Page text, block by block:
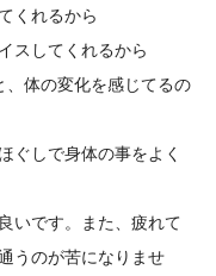
くれるから
スしてくれるから
、体の変化を感じてるの
ぐしで身体の事をよく
いです。また、疲れて
うのが苦になりませ